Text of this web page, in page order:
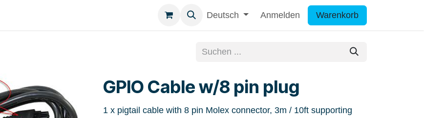
Deutsch Anmelden Warenkorb
GPIO Cable w/8 pin plug
1 x pigtail cable with 8 pin Molex connector, 3m / 10ft supporting